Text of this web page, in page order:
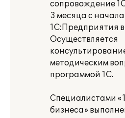
сопровождение
3 месяца с
1С:Предприятия
Осуществляется
методическим
программой 1С.
Специалистами
бизнеса»